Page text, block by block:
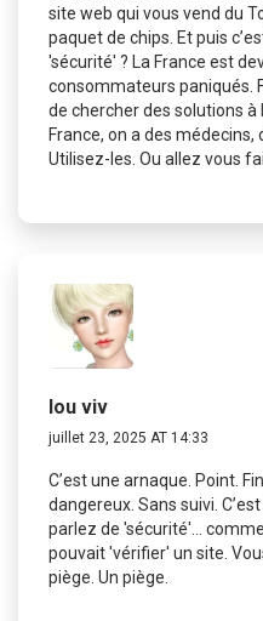
site web qui vous vend du
paquet de chips. Et puis
'sécurité' ? La France est
consommateurs paniqués.
de chercher des solutions à
France, on a des médecins,
Utilisez-les. Ou allez vous
lou viv
juillet 23, 2025 AT 14:33
C’est une arnaque. Point.
dangereux. Sans suivi.
parlez de 'sécurité'...
pouvait 'vérifier' un site.
piège. Un piège.